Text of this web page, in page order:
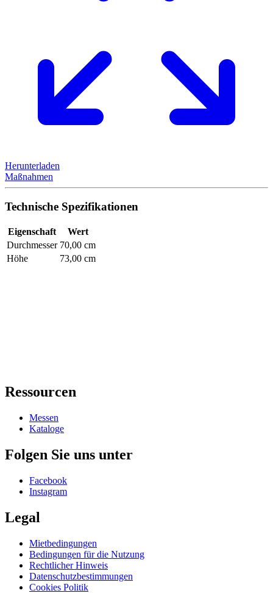
Herunterladen
Maßnahmen
Technische Spezifikationen
Eigenschaft
Wert
Durchmesser 70,00 cm
Höhe
73,00 cm
Ressourcen
Messen
Kataloge
Folgen Sie uns unter
Facebook
Instagram
Legal
Mietbedingungen
Bedingungen für die Nutzung
Rechtlicher Hinweis
Datenschutzbestimmungen
Cookies Politik